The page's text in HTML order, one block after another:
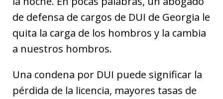
de defensa de cargos de DUI de Georgia le
quita la carga de los hombros y la cambia
a nuestros hombros.
Una condena por DUI puede significar la
pérdida de la licencia, mayores tasas de